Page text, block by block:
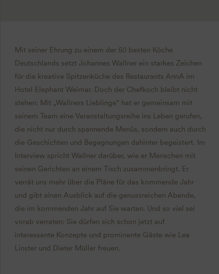
Mit seiner Ehrung zu einem der 50 besten Köche
Deutschlands setzt Johannes Wallner ein starkes Zeichen
für die kreative Spitzenküche des Restaurants AnnA im
Hotel Elephant Weimar. Doch der Chefkoch bleibt nicht
stehen: Mit „Wallners Lieblinge“ hat er gemeinsam mit
seinem Team eine Veranstaltungsreihe ins Leben gerufen,
die nicht nur durch spannende Menüs, sondern auch durch
die Geschichten und Begegnungen dahinter begeistert. Im
Interview spricht Wallner darüber, wie er Menschen mit
seinen Gerichten an einem Tisch zusammenbringt. Er
verrät uns mehr über die Pläne für das kommende Jahr
und gibt einen Ausblick auf die genussreichen Abende,
die im kommenden Jahr auf Sie warten. Und so viel sei
vorab verraten: Sie dürfen sich schon jetzt auf
interessante Konzepte und prominente Gäste wie Lea
Linster und Dieter Müller freuen.